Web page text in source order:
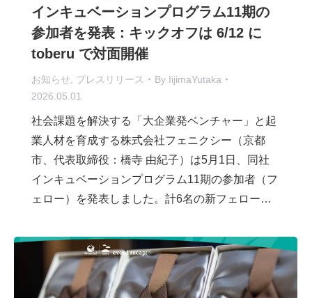
インキュベーションプログラム11期の
参加者を発表：キックオフは 6/12 に
toberu で対面開催
お知らせ プレスリリース By IijimaYutaka
2026.05.01
社会課題を解決する「大企業発ベンチャー」と起
業人材を育成する株式会社フェニクシー（京都
市、代表取締役：橋寺 由紀子）は5月1日、同社
インキュベーションプログラム11期の参加者（フ
ェロー）を発表しました。計6名の新フェロー…